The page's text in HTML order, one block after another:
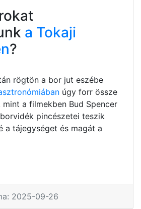
a Tokaji
?
rögtön a bor jut eszébe
úgy forr össze
a filmekben Bud Spencer
pincészetei teszik
a tájegységet és magát a
2025-09-26